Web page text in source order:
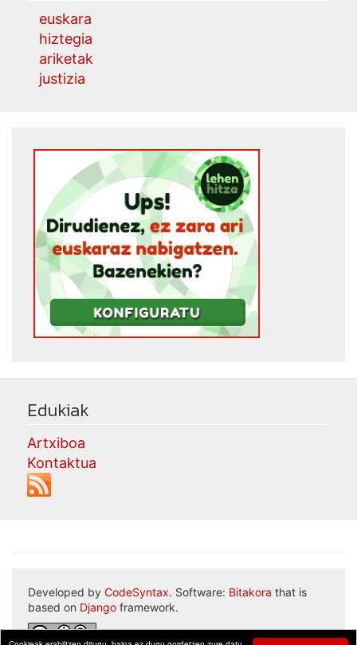
euskara
hiztegia
ariketak
justizia
Edukiak
Artxiboa
Kontaktua
Developed by CodeSyntax. Software: Bitakora that is
based on Django framework.